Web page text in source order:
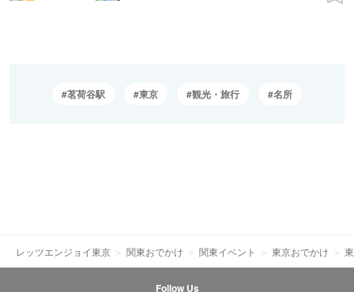
茗荷谷駅 東京 観光・旅行 名所
レッツエンジョイ東京 関東おでかけ 関東イベント 東京おでかけ
Follow Us